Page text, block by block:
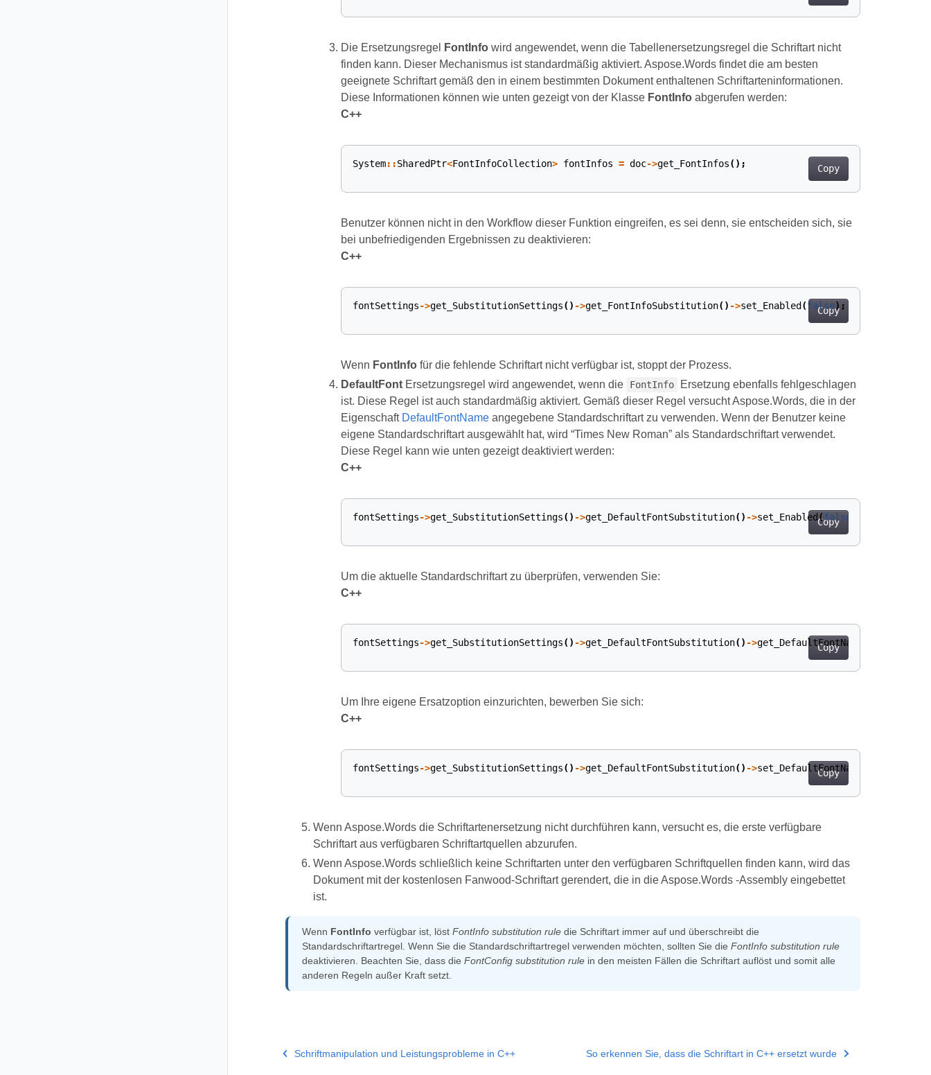
Die Ersetzungsregel FontInfowird angewendet, wenn die Tabellenersetzungsregel die Schriftart nicht
finden kann. Dieser Mechanismus ist standardmäßig aktiviert. Aspose.Words findet die am besten
geeignete Schriftart gemäß den in einem bestimmten Dokument enthaltenen Schriftarteninformationen.
Diese Informationen können wie unten gezeigt von der Klasse FontInfoabgerufen werden:
C++
Copy
System::SharedPtr<FontInfoCollection> fontInfos = doc->get_FontInfos();
Benutzer können nicht in den Workflow dieser Funktion eingreifen, es sei denn, sie entscheiden sich, sie
bei unbefriedigenden Ergebnissen zu deaktivieren:
C++
Copy
fontSettings->get_SubstitutionSettings() ->get_FontInfoSubstitution() ->set_Enabled (false);
Wenn FontInfofür die fehlende Schriftart nicht verfügbar ist, stoppt der Prozess.
DefaultFontErsetzungsregel wird angewendet, wenn die FontInfo
Ersetzung ebenfalls fehlgeschlagen
ist. Diese Regel ist auch standardmäßig aktiviert. Gemäß dieser Regel versucht Aspose.Words, die in der
Eigenschaft DefaultFontNameangegebene Standardschriftart zu verwenden. Wenn der Benutzer keine
eigene Standardschriftart ausgewählt hat, wird “Times New Roman” als Standardschriftart verwendet.
Diese Regel kann wie unten gezeigt deaktiviert werden:
C++
Copy
fontSettings->get_SubstitutionSettings() ->get_DefaultFontSubstitution() ->set_Enabled(false
Um die aktuelle Standardschriftart zu überprüfen, verwenden Sie:
C++
Copy
fontSettings->get_SubstitutionSettings() ->get_DefaultFontSubstitution() ->get_DefaultFontName
Um Ihre eigene Ersatzoption einzurichten, bewerben Sie sich:
C++
Copy
fontSettings->get_SubstitutionSettings() ->get_DefaultFontSubstitution() ->set_DefaultFontName
Wenn Aspose.Words die Schriftartenersetzung nicht durchführen kann, versucht es, die erste verfügbare
Schriftart aus verfügbaren Schriftartquellen abzurufen.
Wenn Aspose.Words schließlich keine Schriftarten unter den verfügbaren Schriftquellen finden kann, wird das
Dokument mit der kostenlosen Fanwood-Schriftart gerendert, die in die Aspose.Words -Assembly eingebettet
ist.
Wenn FontInfo verfügbar ist, löst FontInfo substitution ruledie Schriftart immer auf und überschreibt die
Standardschriftartregel. Wenn Sie die Standardschriftartregel verwenden möchten, sollten Sie die FontInfo substitution rule
deaktivieren. Beachten Sie, dass die FontConfig substitution rulein den meisten Fällen die Schriftart auflöst und somit alle
anderen Regeln außer Kraft setzt.
Schriftmanipulation und Leistungsprobleme in C++ So erkennen Sie, dass die Schriftart in C++ ersetzt wurde